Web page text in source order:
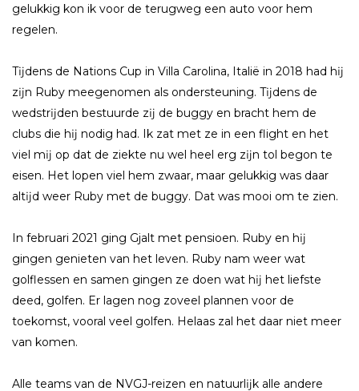
gelukkig kon ik voor de terugweg een auto voor hem
regelen.
Tĳdens de Nations Cup in Villa Carolina, Italië in 2018 had hĳ
zĳn Ruby meegenomen als ondersteuning. Tĳdens de
wedstrĳden bestuurde zĳ de buggy en bracht hem de
clubs die hĳ nodig had. Ik zat met ze in een flight en het
viel mĳ op dat de ziekte nu wel heel erg zĳn tol begon te
eisen. Het lopen viel hem zwaar, maar gelukkig was daar
altĳd weer Ruby met de buggy. Dat was mooi om te zien.
In februari 2021 ging Gjalt met pensioen. Ruby en hĳ
gingen genieten van het leven. Ruby nam weer wat
golflessen en samen gingen ze doen wat hĳ het liefste
deed, golfen. Er lagen nog zoveel plannen voor de
toekomst, vooral veel golfen. Helaas zal het daar niet meer
van komen.
Alle teams van de NVGJ-reizen en natuurlĳk alle andere